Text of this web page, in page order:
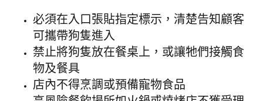
必須在入口張貼指定標示，清楚告知顧客
可攜帶狗隻進入
禁止將狗隻放在餐桌上，或讓牠們接觸食
物及餐具
店內不得烹調或預備寵物食品